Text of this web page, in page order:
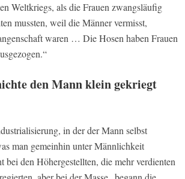
Weltkriegs, als die Frauen zwangsläufig
mussten, weil die Männer vermisst,
waren … Die Hosen haben Frauen
den Mann klein gekriegt
in der der Mann selbst
man gemeinhin unter Männlichkeit
bei den Höhergestellten, die mehr verdienten